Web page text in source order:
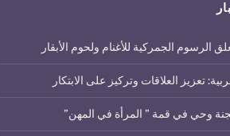
الرسوم الجمركية للأغنام ولحوم الأبقار
تعزيز العلاقات وتركيز على الابتكار
وحي في قمة ” المرأة في المهن”